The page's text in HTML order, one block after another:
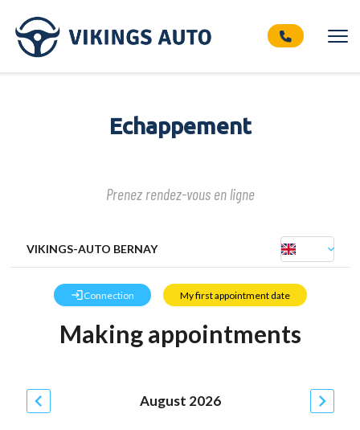
Echappement
Prenez rendez-vous en ligne